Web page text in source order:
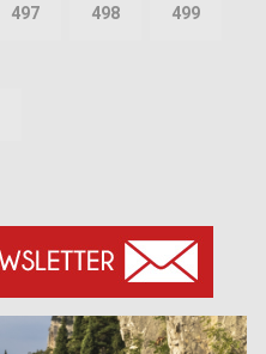
497 498 499